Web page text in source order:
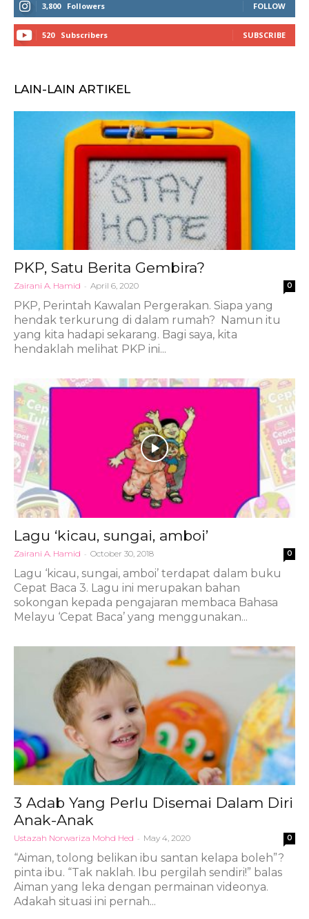
3,800 Followers FOLLOW
520 Subscribers SUBSCRIBE
LAIN-LAIN ARTIKEL
PKP, Satu Berita Gembira?
Zairani A. Hamid - April 6, 2020 0
PKP, Perintah Kawalan Pergerakan. Siapa yang
hendak terkurung di dalam rumah? Namun itu
yang kita hadapi sekarang. Bagi saya, kita
hendaklah melihat PKP ini...
Lagu ‘kicau, sungai, amboi’
Zairani A. Hamid - October 30, 2018 0
Lagu ‘kicau, sungai, amboi’ terdapat dalam buku
Cepat Baca 3. Lagu ini merupakan bahan
sokongan kepada pengajaran membaca Bahasa
Melayu ‘Cepat Baca’ yang menggunakan...
3 Adab Yang Perlu Disemai Dalam Diri
Anak-Anak
Ustazah Norwariza Mohd Hed - May 4, 2020 0
“Aiman, tolong belikan ibu santan kelapa boleh”?
pinta ibu. “Tak naklah. Ibu pergilah sendiri!” balas
Aiman yang leka dengan permainan videonya.
Adakah situasi ini pernah...